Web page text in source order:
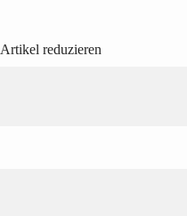
Artikel reduzieren